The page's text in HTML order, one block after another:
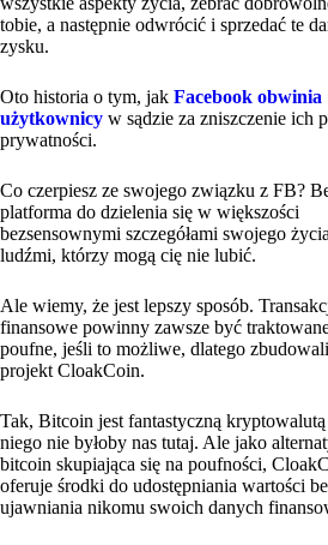
tobie, a następnie odwrócić i sprzedać te
zysku.
Oto historia o tym, jak Facebook obwinia
użytkownicy w sądzie za zniszczenie ich
prywatności.
Co czerpiesz ze swojego związku z FB?
platforma do dzielenia się w większości
bezsensownymi szczegółami swojego
ludźmi, którzy mogą cię nie lubić.
Ale wiemy, że jest lepszy sposób.
finansowe powinny zawsze być
poufne, jeśli to możliwe, dlatego
projekt CloakCoin.
Tak, Bitcoin jest fantastyczną
niego nie byłoby nas tutaj. Ale jako
bitcoin skupiająca się na poufności,
oferuje środki do udostępniania wartości
ujawniania nikomu swoich danych